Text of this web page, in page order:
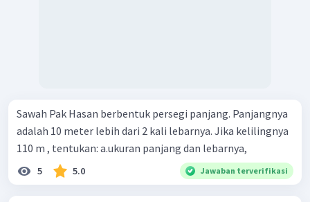
Sawah Pak Hasan berbentuk persegi panjang. Panjangnya
adalah 10 meter lebih dari 2 kali lebarnya. Jika kelilingnya
110 m , tentukan: a.ukuran panjang dan lebarnya,
5 5.0 Jawaban terverifikasi